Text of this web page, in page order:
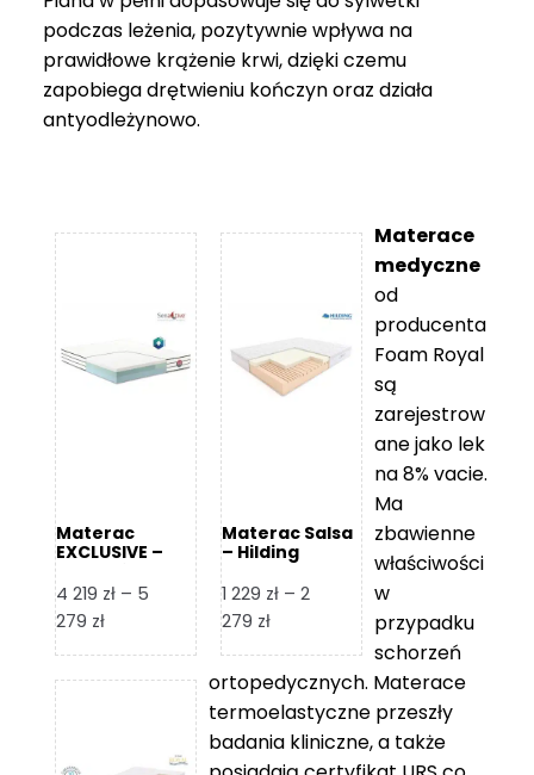
podczas leżenia, pozytywnie wpływa na
prawidłowe krążenie krwi, dzięki czemu
zapobiega drętwieniu kończyn oraz działa
antyodleżynowo.
Materac
EXCLUSIVE –
4 219 zł – 5
279 złZakres
od
Materac Salsa
– Hilding
1 229 zł – 2
279 złZakres
od
1
229 zł
Materace
medyczne
od
producenta
Foam Royal
są
zarejestrow
ane jako lek
na 8% vacie.
Ma
zbawienne
właściwości
w
przypadku
schorzeń
ortopedycznych. Materace
termoelastyczne przeszły
badania kliniczne, a także